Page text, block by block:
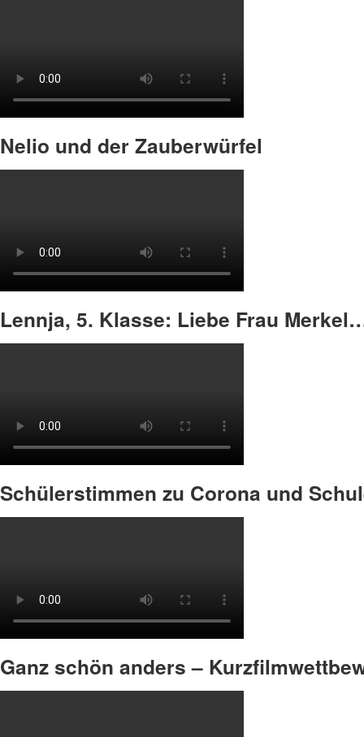
Nelio und der Zauberwürfel
Lennja, 5. Klasse: Liebe Frau
Schülerstimmen zu Corona und
Ganz schön anders –